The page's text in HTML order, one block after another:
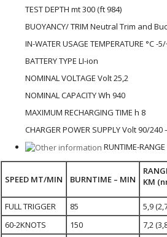
TEST DEPTH mt 300 (ft 984)
BUOYANCY/ TRIM Neutral Trim and
IN-WATER USAGE TEMPERATURE °C -
BATTERY TYPE LI-ion
NOMINAL VOLTAGE Volt 25,2
NOMINAL CAPACITY Wh 940
MAXIMUM RECHARGING TIME h 8
CHARGER POWER SUPPLY Volt 90/240
RUNTIME-RANGE
SPEED MT/MIN BURNTIME – MIN
KM
FULL TRIGGER 85
5,9
60-2KNOTS
150
7,2